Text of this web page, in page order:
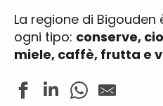
La regione di
ogni tipo: conserve,
miele, caffè, frutta e